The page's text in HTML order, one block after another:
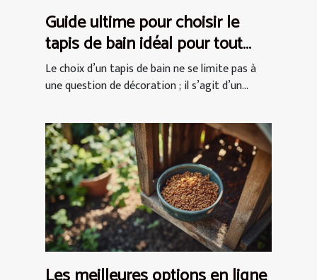
Guide ultime pour choisir le
tapis de bain idéal pour tout
espace
Le choix d’un tapis de bain ne se limite pas à
une question de décoration ; il s’agit d’un...